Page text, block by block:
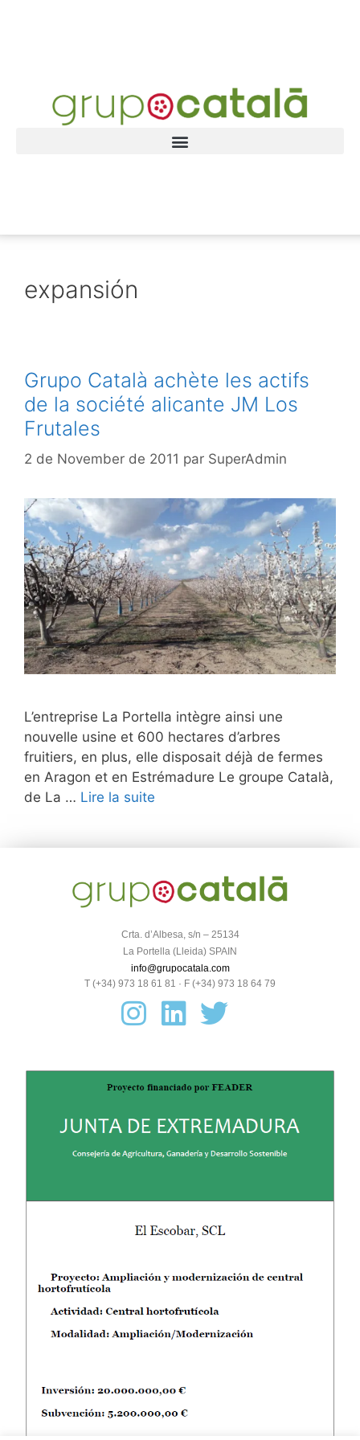
expansión
Grupo Català achète les actifs
de la société alicante JM Los
Frutales
2 de November de 2011 par SuperAdmin
L’entreprise La Portella intègre ainsi une
nouvelle usine et 600 hectares d’arbres
fruitiers, en plus, elle disposait déjà de fermes
en Aragon et en Estrémadure Le groupe Català,
de La … Lire la suite
Crta. d’Albesa, s/n – 25134
La Portella (Lleida) SPAIN
info@grupocatala.com
T (+34) 973 18 61 81 · F (+34) 973 18 64 79